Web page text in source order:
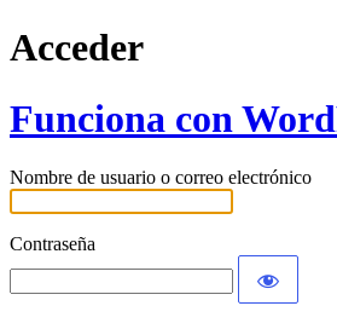
Acceder
Funciona con
Nombre de usuario o correo electrónico
Contraseña